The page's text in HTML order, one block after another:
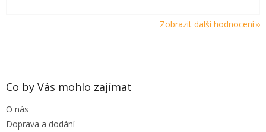
Zobrazit další hodnocení
Z
Co by Vás mohlo zajímat
O nás
Doprava a dodání